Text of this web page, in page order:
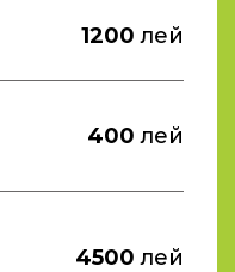
1200 лей
400 лей
4500 лей